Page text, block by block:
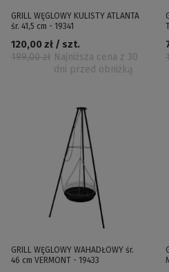
GRILL WĘGLOWY KULISTY ATLANTA
śr. 41,5 cm - 19341
199,00 zł Najniższa cena z 30
dni przed obniżką
120,00 zł / szt.
GRILL WĘGLOWY WAHADŁOWY śr.
46 cm VERMONT - 19433